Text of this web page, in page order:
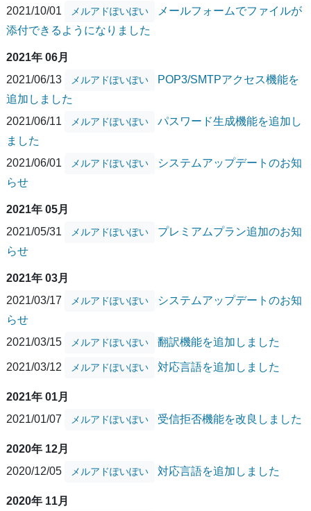
2021/10/01
メルアドぽいぽい
メールフォームでファイルが
添付できるようになりました
2021年 06月
2021/06/13
メルアドぽいぽい
POP3/SMTPアクセス機能を
追加しました
2021/06/11
メルアドぽいぽい
パスワード生成機能を追加し
ました
2021/06/01
メルアドぽいぽい
システムアップデートのお知
らせ
2021年 05月
2021/05/31
メルアドぽいぽい
プレミアムプラン追加のお知
らせ
2021年 03月
2021/03/17
メルアドぽいぽい
システムアップデートのお知
らせ
2021/03/15
メルアドぽいぽい 翻訳機能を追加しました
2021/03/12 メルアドぽいぽい 対応言語を追加しました
2021年 01月
2021/01/07
メルアドぽいぽい 受信拒否機能を改良しました
2020年 12月
2020/12/05
メルアドぽいぽい 対応言語を追加しました
2020年 11月